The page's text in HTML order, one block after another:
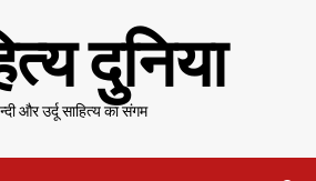
दुनिया
और उर्दू साहित्य का संगम